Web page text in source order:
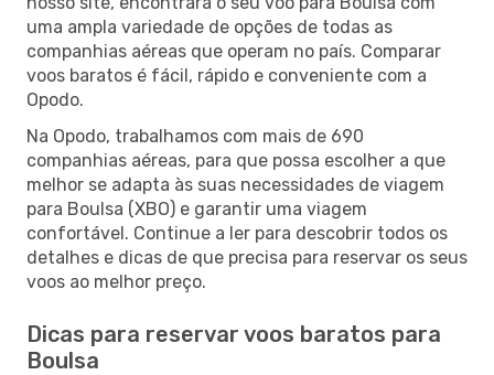
uma ampla variedade de opções de todas as
companhias aéreas que operam no país. Comparar
voos baratos é fácil, rápido e conveniente com a
Opodo.
Na Opodo, trabalhamos com mais de 690
companhias aéreas, para que possa escolher a que
melhor se adapta às suas necessidades de viagem
para Boulsa (XBO) e garantir uma viagem
confortável. Continue a ler para descobrir todos os
detalhes e dicas de que precisa para reservar os seus
voos ao melhor preço.
Dicas para reservar voos baratos para
Boulsa